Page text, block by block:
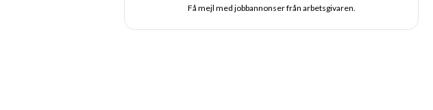
Få mejl med jobbannonser från arbetsgivaren.